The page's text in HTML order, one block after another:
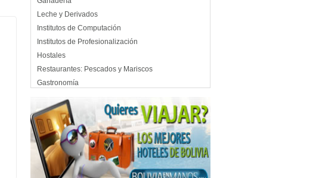
Leche y Derivados
Institutos de Computación
Institutos de Profesionalización
Hostales
Restaurantes: Pescados y Mariscos
Gastronomía
Pescados y Mariscos
Restaurantes: Comida Criolla
Hostel
Servicios de Gastronomía
Médicos Cirujanos Plásticos, Estéticos y
Reparadores